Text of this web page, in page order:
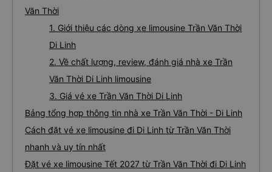
Văn Thời
1. Giới thiệu các dòng xe limousine Trần Văn Thời
Di Linh
2. Về chất lượng, review, đánh giá nhà xe Trần
Văn Thời Di Linh limousine
3. Giá vé xe Trần Văn Thời Di Linh
Bảng tổng hợp thông tin nhà xe Trần Văn Thời - Di Linh
Cách đặt vé xe limousine đi Di Linh từ Trần Văn Thời
nhanh và uy tín nhất
Đặt vé xe limousine Tết 2027 từ Trần Văn Thời đi Di Linh